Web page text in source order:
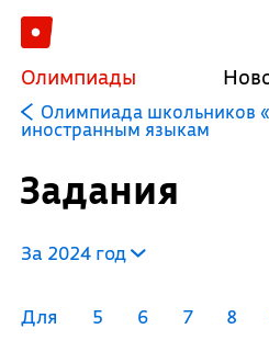
Олимпиады
Олимпиада школьников
иностранным языкам
Задания
За 2024 год
Для 5 6 7 8